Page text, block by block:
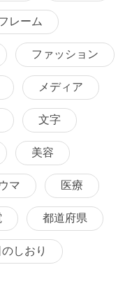
レーム
ファッション
メディア
文字
美容
マ 医療
都道府県
しおり